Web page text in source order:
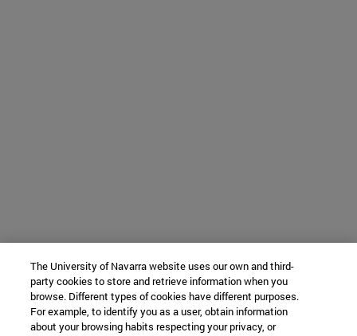
The University of Navarra website uses our own and third-
party cookies to store and retrieve information when you
browse. Different types of cookies have different purposes.
For example, to identify you as a user, obtain information
about your browsing habits respecting your privacy, or